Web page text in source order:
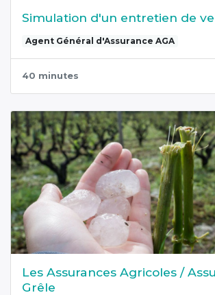
Simulation d'un entretien de
Agent Général d'Assurance AGA
40 minutes
Les Assurances Agricoles /
Grêle